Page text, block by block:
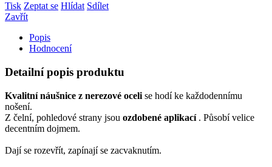
Tisk Zeptat se Hlídat Sdílet
Zavřít
Popis
Hodnocení
Detailní popis produktu
Kvalitní náušnice z nerezové oceli se hodí ke každodennímu
nošení.
Z čelní, pohledové strany jsou ozdobené aplikací . Působí velice
decentním dojmem.
Dají se rozevřít, zapínají se zacvaknutím.